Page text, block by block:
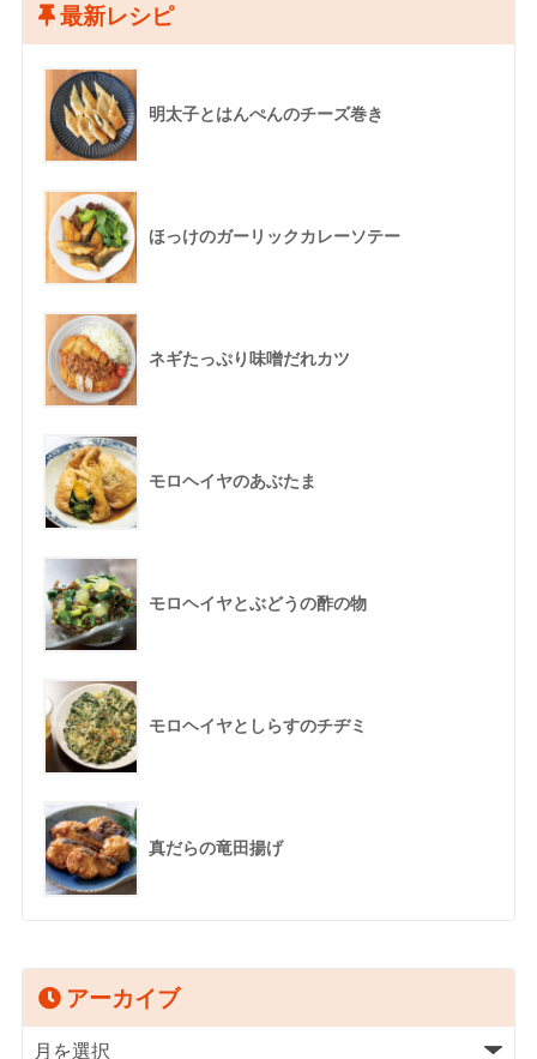
最新レシピ
明太子とはんぺんのチーズ巻き
ほっけのガーリックカレーソテー
ネギたっぷり味噌だれカツ
モロヘイヤのあぶたま
モロヘイヤとぶどうの酢の物
モロヘイヤとしらすのチヂミ
真だらの竜田揚げ
アーカイブ